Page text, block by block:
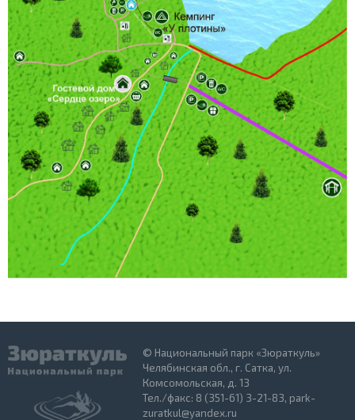
© Национальный парк «Зюраткуль»
Челябинская обл., г. Сатка, ул.
Комсомольская, д. 13
Тел./факс: 8 (351-61) 3-21-83, park-
zuratkul@yandex.ru